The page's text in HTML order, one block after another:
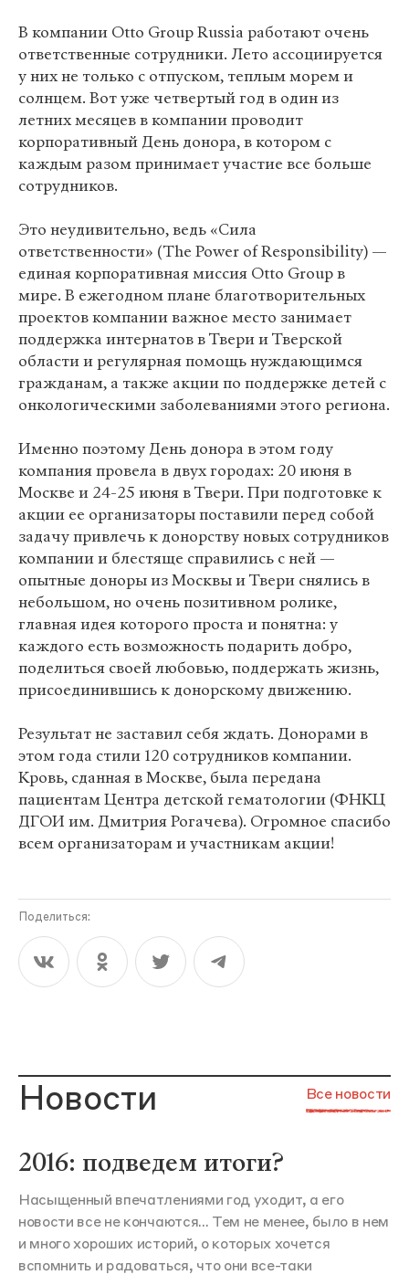
В компании Otto Group Russia работают очень
ответственные сотрудники. Лето ассоциируется
у них не только с отпуском, теплым морем и
солнцем. Вот уже четвертый год в один из
летних месяцев в компании проводит
корпоративный День донора, в котором с
каждым разом принимает участие все больше
сотрудников.
Это неудивительно, ведь «Сила
ответственности» (The Power of Responsibility) —
единая корпоративная миссия Otto Group в
мире. В ежегодном плане благотворительных
проектов компании важное место занимает
поддержка интернатов в Твери и Тверской
области и регулярная помощь нуждающимся
гражданам, а также акции по поддержке детей с
онкологическими заболеваниями этого региона.
Именно поэтому День донора в этом году
компания провела в двух городах: 20 июня в
Москве и 24-25 июня в Твери. При подготовке к
акции ее организаторы поставили перед собой
задачу привлечь к донорству новых сотрудников
компании и блестяще справились с ней —
опытные доноры из Москвы и Твери снялись в
небольшом, но очень позитивном ролике,
главная идея которого проста и понятна: у
каждого есть возможность подарить добро,
поделиться своей любовью, поддержать жизнь,
присоединившись к донорскому движению.
Результат не заставил себя ждать. Донорами в
этом года стили 120 сотрудников компании.
Кровь, сданная в Москве, была передана
пациентам Центра детской гематологии (ФНКЦ
ДГОИ им. Дмитрия Рогачева). Огромное спасибо
всем организаторам и участникам акции!
Поделиться:
Новости Все новости
2016: подведем итоги?
Насыщенный впечатлениями год уходит, а его
новости все не кончаются... Тем не менее, было в нем
и много хороших историй, о которых хочется
вспомнить и радоваться, что они все-таки